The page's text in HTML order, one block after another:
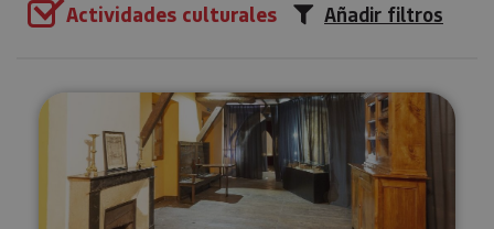
Actividades culturales Añadir filtros
Visita guiada al Monasterio de